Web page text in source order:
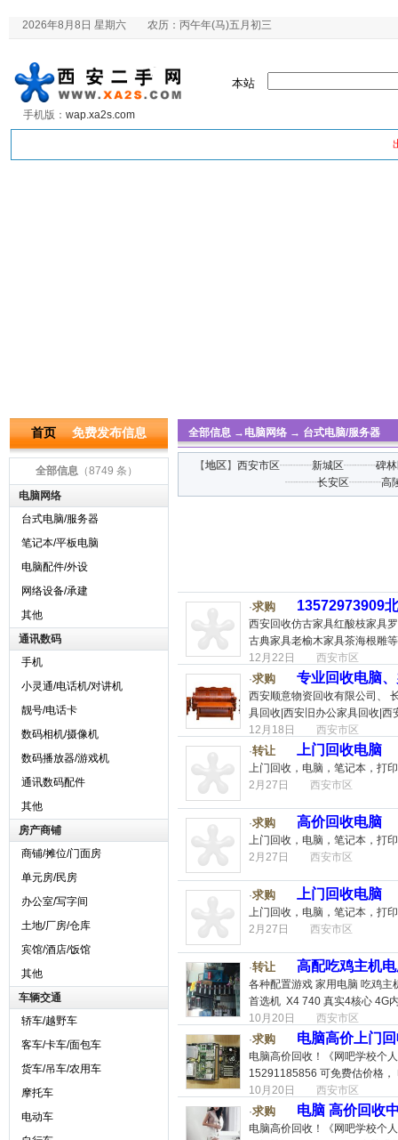
2026年8月8日 星期六 农历：丙午年(马)五月初三
手机版： wap.xa2s.com
本站
首页 免费发布信息
全部信息 （8749 条）
电脑网络
台式电脑/服务器
笔记本/平板电脑
电脑配件/外设
网络设备/承建
其他
通讯数码
手机
小灵通/电话机/对讲机
靓号/电话卡
数码相机/摄像机
数码播放器/游戏机
通讯数码配件
其他
房产商铺
商铺/摊位/门面房
单元房/民房
办公室/写字间
土地/厂房/仓库
宾馆/酒店/饭馆
其他
车辆交通
轿车/越野车
客车/卡车/面包车
货车/吊车/农用车
摩托车
电动车
全部信息 → 电脑网络 → 台式电脑/服务器
【地区】 西安市区┈┈┈新城区┈┈┈碑
┈┈┈长安区┈┈┈高
·求购 13572973909
西安回收仿古家具红酸枝家具
古典家具老榆木家具茶海根雕
12月22日
西安市区
·求购 专业回收电脑
西安顺意物资回收有限公司、
具回收|西安旧办公家具回收|西
12月18日
西安市区
·转让 上门回收电脑
上门回收，电脑，笔记本，打
2月27日
西安市区
·求购 高价回收电脑
上门回收，电脑，笔记本，打
2月27日
西安市区
·求购 上门回收电脑
上门回收，电脑，笔记本，打
2月27日
西安市区
·转让 高配吃鸡主机
各种配置游戏 家用电脑 吃鸡
首选机 X4 740 真实4核心 4G
10月20日
西安市区
·求购 电脑高价上门
电脑高价回收！《网吧学校个
15291185856 可免费估价格，
10月20日
西安市区
·求购 电脑 高价回收
电脑高价回收！《网吧学校个